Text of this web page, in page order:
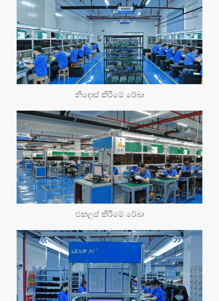
නිදොස් කිරීමේ රේඛා
එකලස් කිරීමේ රේඛා